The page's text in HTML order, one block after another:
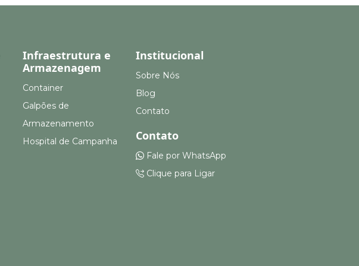
Infraestrutura e
Armazenagem
Container
Galpões de
Armazenamento
Hospital de Campanha
Institucional
Sobre Nós
Blog
Contato
Contato
Fale por WhatsApp
Clique para Ligar